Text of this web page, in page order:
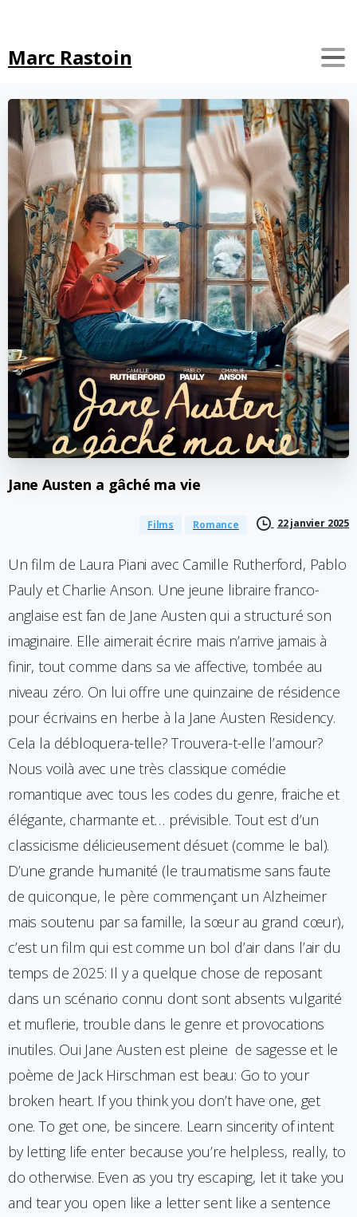
Marc Rastoin
Jane Austen a gâché ma vie
Films Romance 22 janvier 2025
Un film de Laura Piani avec Camille Rutherford, Pablo
Pauly et Charlie Anson. Une jeune libraire franco-
anglaise est fan de Jane Austen qui a structuré son
imaginaire. Elle aimerait écrire mais n’arrive jamais à
finir, tout comme dans sa vie affective, tombée au
niveau zéro. On lui offre une quinzaine de résidence
pour écrivains en herbe à la Jane Austen Residency.
Cela la débloquera-telle? Trouvera-t-elle l’amour?
Nous voilà avec une très classique comédie
romantique avec tous les codes du genre, fraiche et
élégante, charmante et… prévisible. Tout est d’un
classicisme délicieusement désuet (comme le bal).
D’une grande humanité (le traumatisme sans faute
de quiconque, le père commençant un Alzheimer
mais soutenu par sa famille, la sœur au grand cœur),
c’est un film qui est comme un bol d’air dans l’air du
temps de 2025: Il y a quelque chose de reposant
dans un scénario connu dont sont absents vulgarité
et muflerie, trouble dans le genre et provocations
inutiles. Oui Jane Austen est pleine de sagesse et le
poème de Jack Hirschman est beau: Go to your
broken heart. If you think you don’t have one, get
one. To get one, be sincere. Learn sincerity of intent
by letting life enter because you’re helpless, really, to
do otherwise. Even as you try escaping, let it take you
and tear you open like a letter sent like a sentence